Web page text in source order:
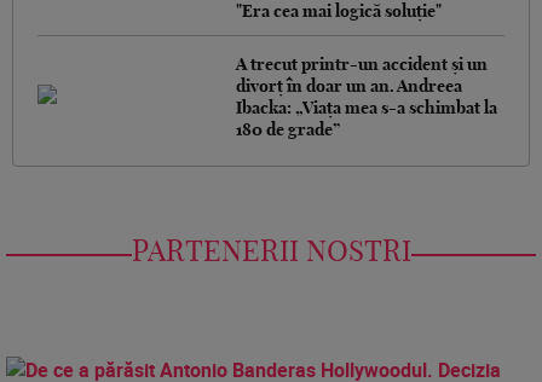
"Era cea mai logică soluție"
A trecut printr-un accident și un
divorț în doar un an. Andreea
Ibacka: „Viața mea s-a schimbat la
180 de grade”
PARTENERII NOSTRI